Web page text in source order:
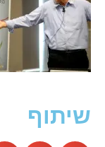
שיתוף